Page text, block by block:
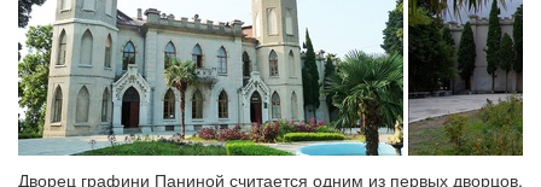
Дворец графини Паниной считается одним из первых дворцов,